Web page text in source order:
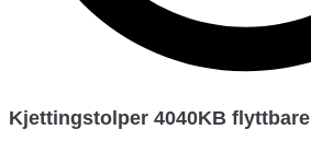
Kjettingstolper 4040KB flyttbare